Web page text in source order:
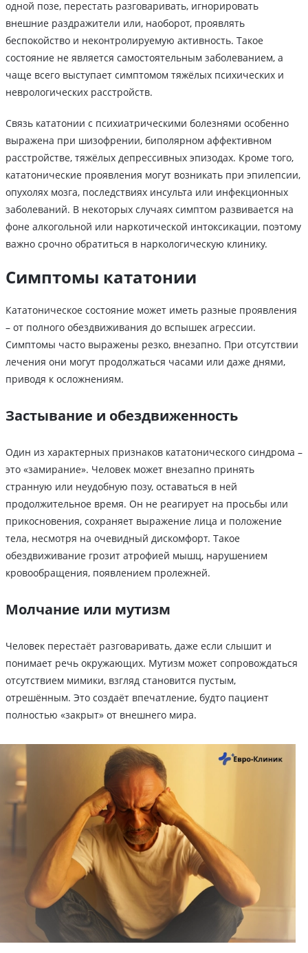
одной позе, перестать разговаривать, игнорировать
внешние раздражители или, наоборот, проявлять
беспокойство и неконтролируемую активность. Такое
состояние не является самостоятельным заболеванием, а
чаще всего выступает симптомом тяжёлых психических и
неврологических расстройств.
Связь кататонии с психиатрическими болезнями особенно
выражена при шизофрении, биполярном аффективном
расстройстве, тяжёлых депрессивных эпизодах. Кроме того,
кататонические проявления могут возникать при эпилепсии,
опухолях мозга, последствиях инсульта или инфекционных
заболеваний. В некоторых случаях симптом развивается на
фоне алкогольной или наркотической интоксикации, поэтому
важно срочно обратиться в наркологическую клинику.
Симптомы кататонии
Кататоническое состояние может иметь разные проявления
– от полного обездвиживания до вспышек агрессии.
Симптомы часто выражены резко, внезапно. При отсутствии
лечения они могут продолжаться часами или даже днями,
приводя к осложнениям.
Застывание и обездвиженность
Один из характерных признаков кататонического синдрома –
это «замирание». Человек может внезапно принять
странную или неудобную позу, оставаться в ней
продолжительное время. Он не реагирует на просьбы или
прикосновения, сохраняет выражение лица и положение
тела, несмотря на очевидный дискомфорт. Такое
обездвиживание грозит атрофией мышц, нарушением
кровообращения, появлением пролежней.
Молчание или мутизм
Человек перестаёт разговаривать, даже если слышит и
понимает речь окружающих. Мутизм может сопровождаться
отсутствием мимики, взгляд становится пустым,
отрешённым. Это создаёт впечатление, будто пациент
полностью «закрыт» от внешнего мира.